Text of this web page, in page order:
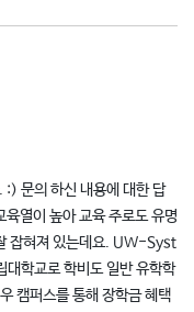
:) 문의 하신 내용에 대한 답
열이 높아 교육 주로도 유명
잡혀져 있는데요. UW-Syst
학교로 학비도 일반 유학학
캠퍼스를 통해 장학금 혜택